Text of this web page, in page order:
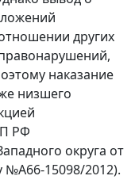
других
наказание
низшего
РФ
округа от
№А66-15098/2012).